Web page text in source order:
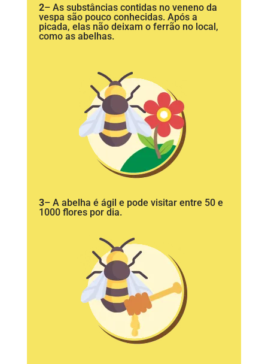
2– As substâncias contidas no veneno da
vespa são pouco conhecidas. Após a
picada, elas não deixam o ferrão no local,
como as abelhas.
3– A abelha é ágil e pode visitar entre 50 e
1000 flores por dia.